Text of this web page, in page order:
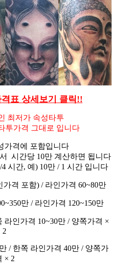
표 상세보기 클릭!!
최저가 속성타투
투가격 그대로 입니다
가격에 포함입니다
시간당 10만 계산하면 됩니다
시간, 예) 10만 / 1 시간 입니다
가격 포함) / 라인가격 60~80만
만 / 라인가격 120~150만
라인가격 10~30만 / 양쪽가격 ×
2
/ 한쪽 라인가격 40만 / 양쪽가
× 2